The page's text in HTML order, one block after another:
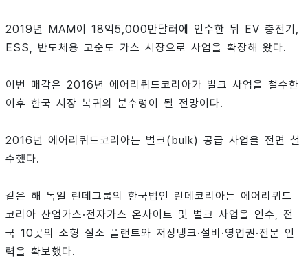
2019년 MAM이 18억5,000만달러에 인수한 뒤 EV 충전기,
ESS, 반도체용 고순도 가스 시장으로 사업을 확장해 왔다.
이번 매각은 2016년 에어리퀴드코리아가 벌크 사업을 철수한
이후 한국 시장 복귀의 분수령이 될 전망이다.
2016년 에어리퀴드코리아는 벌크(bulk) 공급 사업을 전면 철
수했다.
같은 해 독일 린데그룹의 한국법인 린데코리아는 에어리퀴드
코리아 산업가스·전자가스 온사이트 및 벌크 사업을 인수, 전
국 10곳의 소형 질소 플랜트와 저장탱크·설비·영업권·전문 인
력을 확보했다.